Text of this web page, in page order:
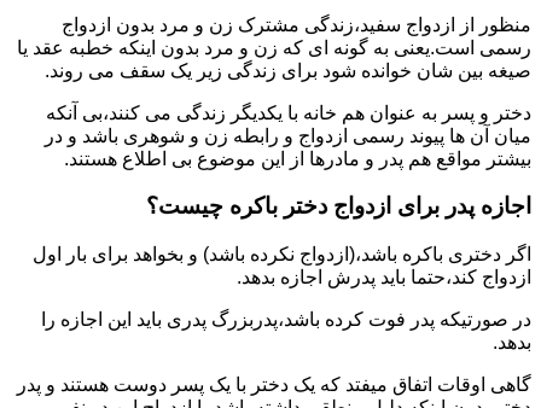
منظور از ازدواج سفید،زندگی مشترک زن و مرد بدون ازدواج
رسمی است.یعنی به گونه ای که زن و مرد بدون اینکه خطبه عقد یا
صیغه بین شان خوانده شود برای زندگی زیر یک سقف می روند.
دختر و پسر به عنوان هم خانه با یکدیگر زندگی می کنند،بی آنکه
میان آن ها پیوند رسمی ازدواج و رابطه زن و شوهری باشد و در
بیشتر مواقع هم پدر و مادرها از این موضوع بی اطلاع هستند.
اجازه پدر برای ازدواج دختر باکره چیست؟
اگر دختری باکره باشد،(ازدواج نکرده باشد) و بخواهد برای بار اول
ازدواج کند،حتما باید پدرش اجازه بدهد.
در صورتیکه پدر فوت کرده باشد،پدربزرگ پدری باید این اجازه را
بدهد.
گاهی اوقات اتفاق میفتد که یک دختر با یک پسر دوست هستند و پدر